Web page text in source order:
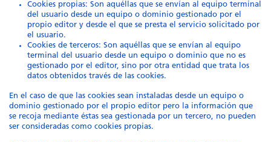
Cookies propias: Son aquéllas que se envían al equipo terminal
del usuario desde un equipo o dominio gestionado por el
propio editor y desde el que se presta el servicio solicitado por
el usuario.
Cookies de terceros: Son aquéllas que se envían al equipo
terminal del usuario desde un equipo o dominio que no es
gestionado por el editor, sino por otra entidad que trata los
datos obtenidos través de las cookies.
En el caso de que las cookies sean instaladas desde un equipo o
dominio gestionado por el propio editor pero la información que
se recoja mediante éstas sea gestionada por un tercero, no pueden
ser consideradas como cookies propias.